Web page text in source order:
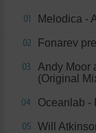
01 Melodica -
02 Fonarev
03
Andy Moor
(Original
04 Oceanlab -
05 Will